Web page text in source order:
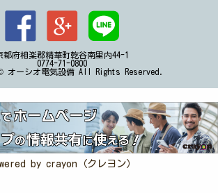
都府相楽郡精華町乾谷南里内44-1
0774-71-0800
オーシオ電気設備 All Rights Reserved.
by crayon（クレヨン）